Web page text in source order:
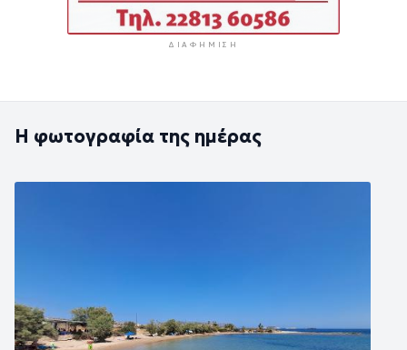
ΔΙΑΦΉΜΙΣΗ
Η φωτογραφία της ημέρας